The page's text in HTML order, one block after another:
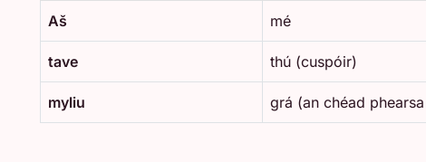
Aš mé
tave thú (cuspóir)
myliu grá (an chéad